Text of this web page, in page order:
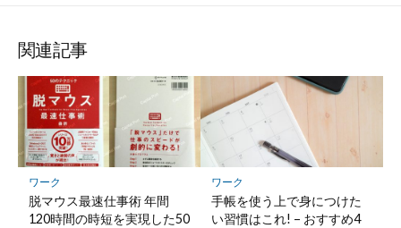
関連記事
ワーク
脱マウス最速仕事術 年間
120時間の時短を実現した50
ワーク
手帳を使う上で身につけた
い習慣はこれ! – おすすめ4